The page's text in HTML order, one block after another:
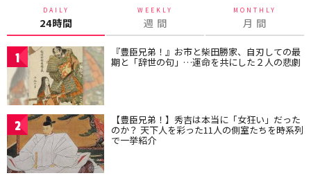
DAILY
24時間
WEEKLY
週 間
MONTHLY
月 間
1 『豊臣兄弟！』お市と柴田勝家、自刃しての最
期と「辞世の句」…運命を共にした２人の悲劇
2 【豊臣兄弟！】秀吉は本当に「女狂い」だった
のか？ 天下人を彩った11人の側室たちを時系列
で一挙紹介